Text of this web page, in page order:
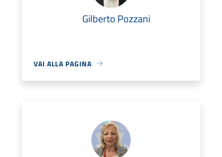
Gilberto Pozzani
VAI ALLA PAGINA